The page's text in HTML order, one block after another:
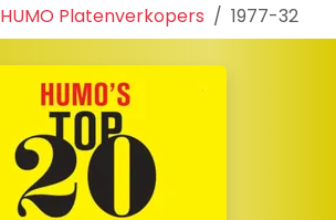
HUMO Platenverkopers 1977-32